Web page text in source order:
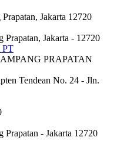
Jakarta 12720
Prapatan, Jakarta - 12720
PRAPATAN
Tendean No. 24 - Jln.
Prapatan - Jakarta 12720